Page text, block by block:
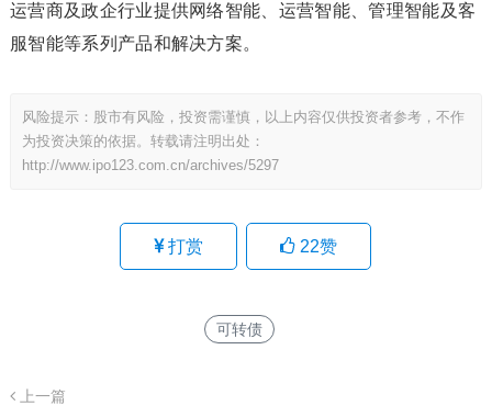
运营商及政企行业提供网络智能、运营智能、管理智能及客
服智能等系列产品和解决方案。
风险提示：股市有风险，投资需谨慎，以上内容仅供投资者参考，不作
为投资决策的依据。转载请注明出处：
http://www.ipo123.com.cn/archives/5297
打赏 22赞
可转债
上一篇